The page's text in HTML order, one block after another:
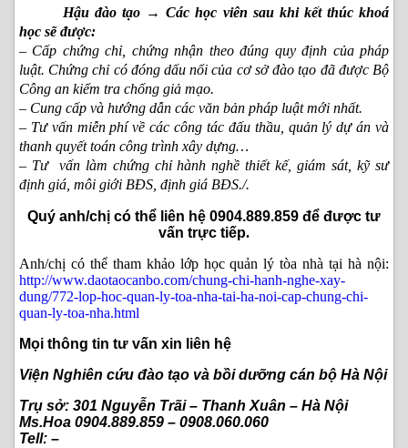
Hậu đào tạo → Các học viên sau khi kết thúc khoá
học sẽ được:
– Cấp chứng chỉ, chứng nhận theo đúng quy định của pháp
luật. Chứng chỉ có đóng dấu nổi của cơ sở đào tạo đã được Bộ
Công an kiểm tra chống giả mạo.
– Cung cấp và hướng dẫn các văn bản pháp luật mới nhất.
– Tư vấn miễn phí về các công tác đấu thầu, quản lý dự án và
thanh quyết toán công trình xây dựng…
– Tư vấn làm chứng chỉ hành nghề thiết kế, giám sát, kỹ sư
định giá, môi giới BĐS, định giá BĐS./.
Quý anh/chị có thể liên hệ 0904.889.859 để được tư
vấn trực tiếp.
Anh/chị có thể tham khảo lớp học quản lý tòa nhà tại hà nội:
http://www.daotaocanbo.com/chung-chi-hanh-nghe-xay-
dung/772-lop-hoc-quan-ly-toa-nha-tai-ha-noi-cap-chung-chi-
quan-ly-toa-nha.html
Mọi thông tin tư vấn xin liên hệ
Viện Nghiên cứu đào tạo và bồi dưỡng cán bộ Hà Nội
Trụ sở: 301 Nguyễn Trãi – Thanh Xuân – Hà Nội
Ms.Hoa 0904.889.859 – 0908.060.060
Tell: –